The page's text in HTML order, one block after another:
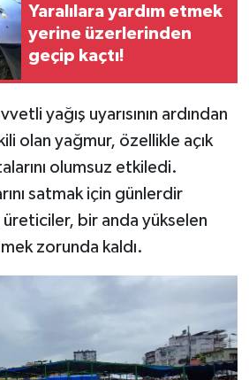
Yaralılara yardım etmek
yerine üzerlerinden
geçip kaçtı!
yağış uyarısının ardından
olan yağmur, özellikle açık
olumsuz etkiledi.
satmak için günlerdir
bir anda yükselen
zorunda kaldı.